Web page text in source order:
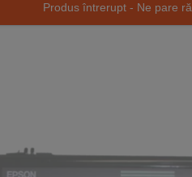
Produs întrerupt - Ne pare